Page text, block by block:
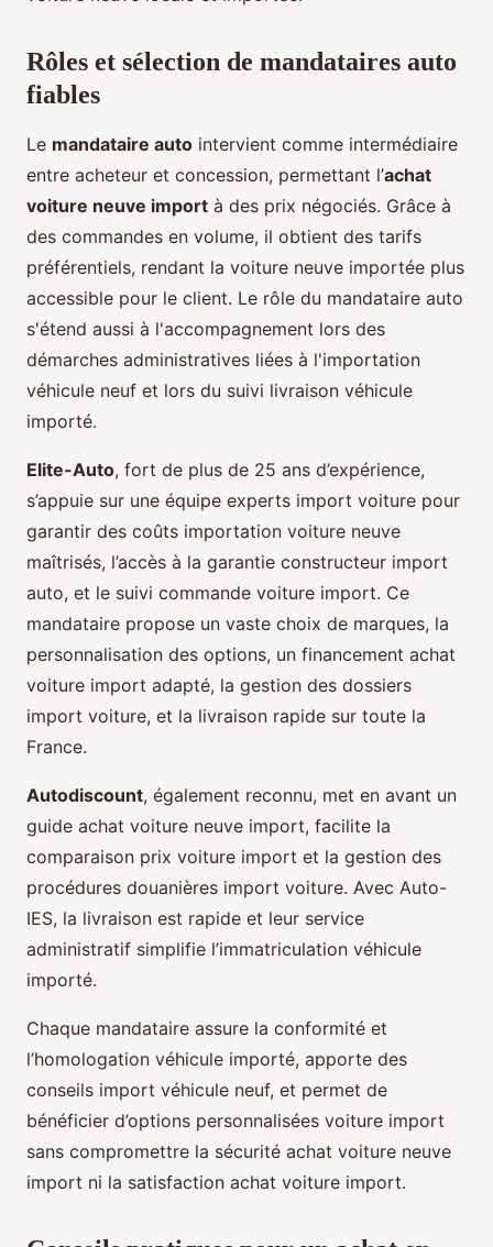
Rôles et sélection de mandataires auto
fiables
Le mandataire auto intervient comme intermédiaire
entre acheteur et concession, permettant l’achat
voiture neuve import à des prix négociés. Grâce à
des commandes en volume, il obtient des tarifs
préférentiels, rendant la voiture neuve importée plus
accessible pour le client. Le rôle du mandataire auto
s'étend aussi à l'accompagnement lors des
démarches administratives liées à l'importation
véhicule neuf et lors du suivi livraison véhicule
importé.
Elite-Auto, fort de plus de 25 ans d’expérience,
s’appuie sur une équipe experts import voiture pour
garantir des coûts importation voiture neuve
maîtrisés, l’accès à la garantie constructeur import
auto, et le suivi commande voiture import. Ce
mandataire propose un vaste choix de marques, la
personnalisation des options, un financement achat
voiture import adapté, la gestion des dossiers
import voiture, et la livraison rapide sur toute la
France.
Autodiscount, également reconnu, met en avant un
guide achat voiture neuve import, facilite la
comparaison prix voiture import et la gestion des
procédures douanières import voiture. Avec Auto-
IES, la livraison est rapide et leur service
administratif simplifie l’immatriculation véhicule
importé.
Chaque mandataire assure la conformité et
l’homologation véhicule importé, apporte des
conseils import véhicule neuf, et permet de
bénéficier d’options personnalisées voiture import
sans compromettre la sécurité achat voiture neuve
import ni la satisfaction achat voiture import.